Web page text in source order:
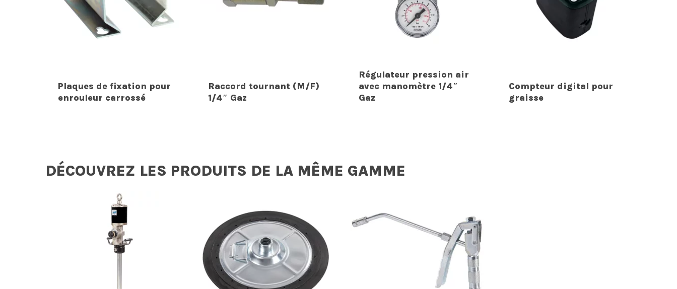
Plaques de fixation pour
enrouleur carrossé
Raccord tournant (M/F)
1/4″ Gaz
Régulateur pression air
avec manomètre 1/4″
Gaz
Compteur digital pour
graisse
DÉCOUVREZ LES PRODUITS DE LA MÊME GAMME